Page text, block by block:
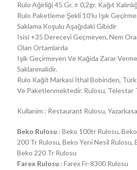
Rulo Ağirliği 45 Gr. ± 0,2gr. Kağıt
Rulo Paketleme Şekli̇ 10’lu Işık
Saklama Koşulu Aşağıdaki Gibidir
Isisi +35 Dereceyi̇ Geçmeyen, Nem
Olan Ortamlarda
Işik Geçi̇rmeyen Ve Kağida Zarar
Saklanmalidir.
Rulo Kağit Markasi İthal Bobi̇nden,
Ve Paketlenmektedi̇r. Rulosu, Telestar
Kullanim : Restaurant Rulosu,
Beko Rulosu : Beko 100tr Rulosu,
200 Tr Rulosu, Beko Yeni̇ Nesi̇l Rulosu,
Beko 220 Tr Rulosu
Farex Rulosu : Farex Fr-8300 Rulosu